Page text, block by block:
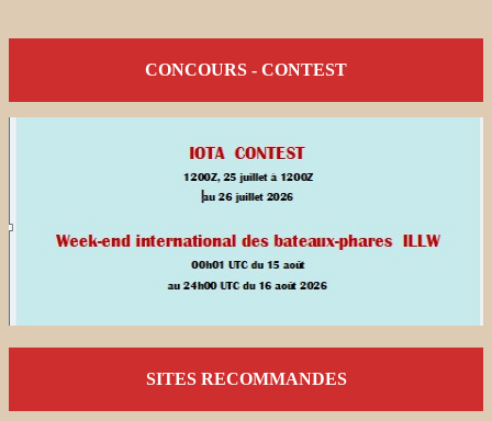
CONCOURS - CONTEST
SITES RECOMMANDES